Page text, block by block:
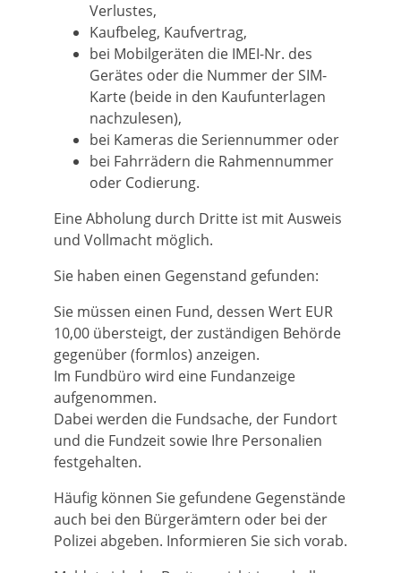
Verlustes,
Kaufbeleg, Kaufvertrag,
bei Mobilgeräten die IMEI-Nr. des
Gerätes oder die Nummer der SIM-
Karte (beide in den Kaufunterlagen
nachzulesen),
bei Kameras die Seriennummer oder
bei Fahrrädern die Rahmennummer
oder Codierung.
Eine Abholung durch Dritte ist mit Ausweis
und Vollmacht möglich.
Sie haben einen Gegenstand gefunden:
Sie müssen einen Fund, dessen Wert EUR
10,00 übersteigt, der zuständigen Behörde
gegenüber (formlos) anzeigen.
Im Fundbüro wird eine Fundanzeige
aufgenommen.
Dabei werden die Fundsache, der Fundort
und die Fundzeit sowie Ihre Personalien
festgehalten.
Häufig können Sie gefundene Gegenstände
auch bei den Bürgerämtern oder bei der
Polizei abgeben. Informieren Sie sich vorab.